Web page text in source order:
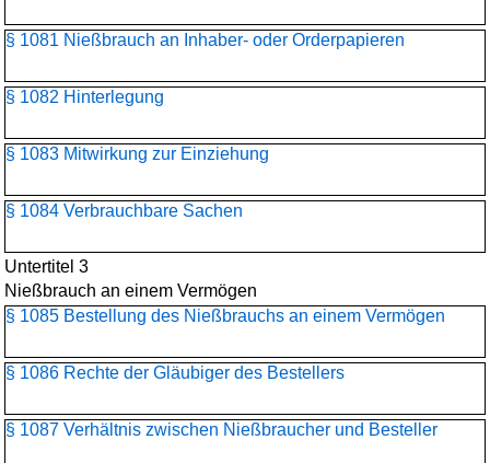
§ 1081 Nießbrauch an Inhaber- oder Orderpapieren
§ 1082 Hinterlegung
§ 1083 Mitwirkung zur Einziehung
§ 1084 Verbrauchbare Sachen
Untertitel 3
Nießbrauch an einem Vermögen
§ 1085 Bestellung des Nießbrauchs an einem Vermögen
§ 1086 Rechte der Gläubiger des Bestellers
§ 1087 Verhältnis zwischen Nießbraucher und Besteller